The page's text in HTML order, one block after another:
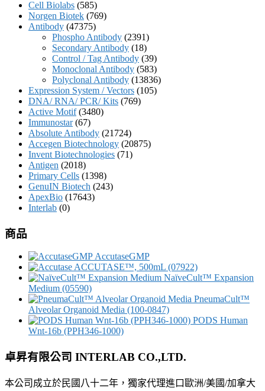
Cell Biolabs (585)
Norgen Biotek (769)
Antibody (47375)
Phospho Antibody (2391)
Secondary Antibody (18)
Control / Tag Antibody (39)
Monoclonal Antibody (583)
Polyclonal Antibody (13836)
Expression System / Vectors (105)
DNA/ RNA/ PCR/ Kits (769)
Active Motif (3480)
Immunostar (67)
Absolute Antibody (21724)
Accegen Biotechnology (20875)
Invent Biotechnologies (71)
Antigen (2018)
Primary Cells (1398)
GenuIN Biotech (243)
ApexBio (17643)
Interlab (0)
商品
AccutaseGMP
ACCUTASE™, 500mL (07922)
NaïveCult™ Expansion
Medium (05590)
PneumaCult™
Alveolar Organoid Media (100-0847)
PODS Human
Wnt-16b (PPH346-1000)
卓昇有限公司 INTERLAB CO.,LTD.
本公司成立於民國八十二年，獨家代理進口歐洲/美國/加拿大